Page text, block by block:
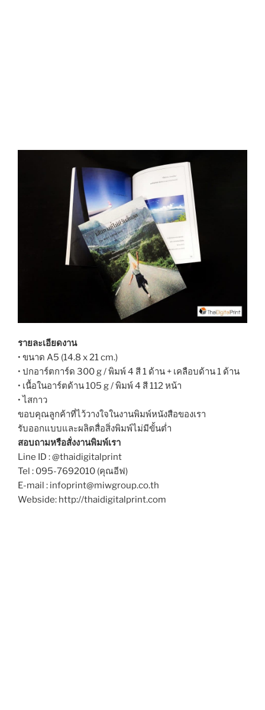
รายละเอียดงาน
• ขนาด A5 (14.8 x 21 cm.)
• ปกอาร์ตการ์ด 300 g / พิมพ์ 4 สี 1 ด้าน + เคลือบด้าน 1 ด้าน
• เนื้อในอาร์ตด้าน 105 g / พิมพ์ 4 สี 112 หน้า
• ไสกาว
ขอบคุณลูกค้าที่ไว้วางใจในงานพิมพ์หนังสือของเรา
รับออกแบบและผลิตสื่อสิ่งพิมพ์ไม่มีขั้นต่ำ
สอบถามหรือสั่งงานพิมพ์เรา
Line ID : @thaidigitalprint
Tel : 095-7692010 (คุณอีฟ)
E-mail : infoprint@miwgroup.co.th
Webside: http://thaidigitalprint.com